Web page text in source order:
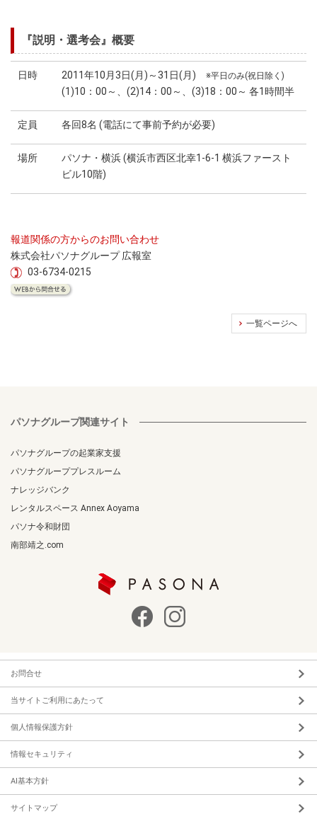
『説明・選考会』概要
日時 2011年10月3日(月)～31日(月) ※平日のみ(祝日除く)
(1)10：00～、(2)14：00～、(3)18：00～ 各1時間半
定員 各回8名 (電話にて事前予約が必要)
場所
パソナ・横浜 (横浜市西区北幸1-6-1 横浜ファースト
ビル10階)
報道関係の方からのお問い合わせ
株式会社パソナグループ 広報室
03-6734-0215
一覧ページへ
パソナグループ関連サイト
パソナグループの起業家支援
パソナグループプレスルーム
ナレッジバンク
レンタルスペース Annex Aoyama
パソナ令和財団
南部靖之.com
お問合せ
当サイトご利用にあたって
個人情報保護方針
情報セキュリティ
AI基本方針
サイトマップ